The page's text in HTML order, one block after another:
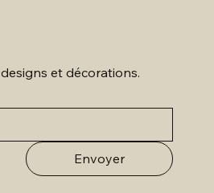
et décorations.
Envoyer